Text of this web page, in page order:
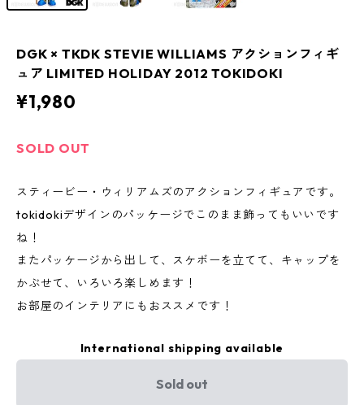
DGK × TKDK STEVIE WILLIAMS アクションフィギ
ュア LIMITED HOLIDAY 2012 TOKIDOKI
¥1,980
SOLD OUT
スティービー・ウィリアムズのアクションフィギュアです。
tokidokiデザインのパッケージでこのまま飾ってもいいです
ね！
またパッケージから出して、スケボーを立てて、キャップを
かぶせて、いろいろ楽しめます！
お部屋のインテリアにもおススメです！
International shipping available
Sold out